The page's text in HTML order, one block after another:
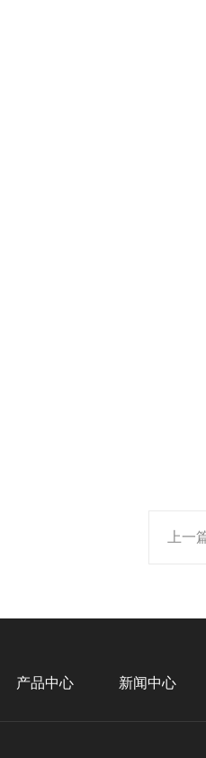
上一
产品中心 新闻中心